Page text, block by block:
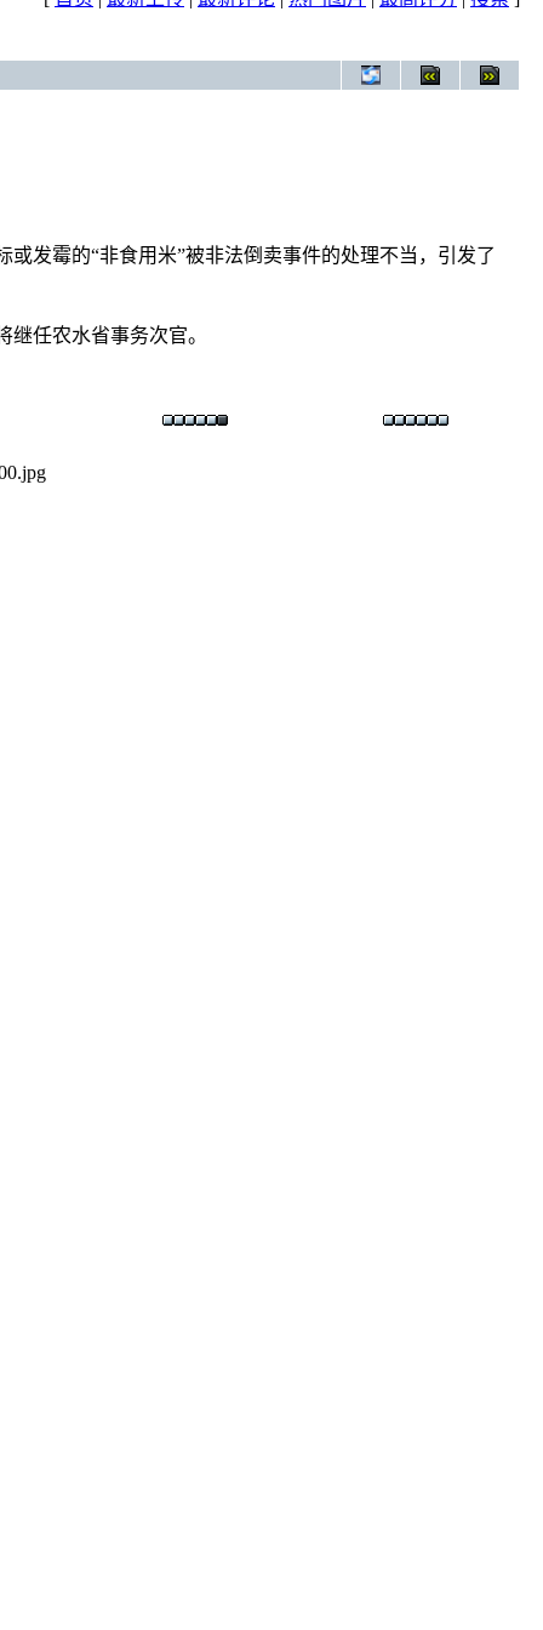
发霉的“非食用米”被非法倒卖事件的处理不当，引发了
任农水省事务次官。